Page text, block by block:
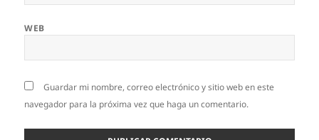
WEB
Guardar mi nombre, correo electrónico y sitio web en este
navegador para la próxima vez que haga un comentario.